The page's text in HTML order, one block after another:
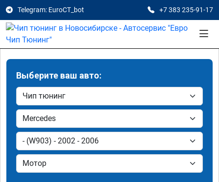
Telegram: EuroCT_bot +7 383 235-91-17
Выберите ваш авто: